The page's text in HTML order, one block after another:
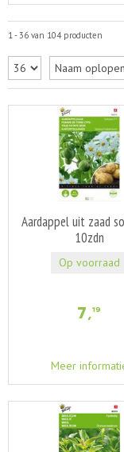
1 - 36 van 104 producten
Aardappel uit zaad
10zdn
7,19
Meer
Op voorraad